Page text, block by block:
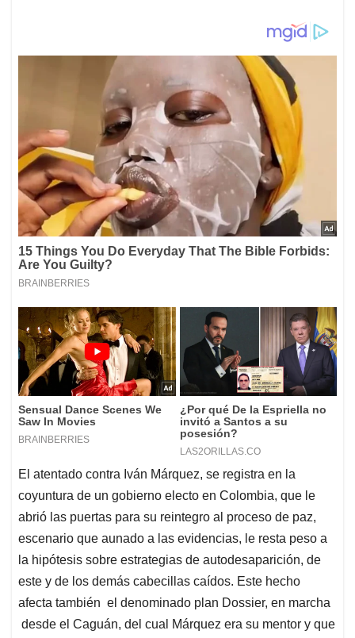
El atentado contra Iván Márquez, se registra en la
coyuntura de un gobierno electo en Colombia, que le
abrió las puertas para su reintegro al proceso de paz,
escenario que aunado a las evidencias, le resta peso a
la hipótesis sobre estrategias de autodesaparición, de
este y de los demás cabecillas caídos. Este hecho
afecta también el denominado plan Dossier, en marcha
desde el Caguán, del cual Márquez era su mentor y que